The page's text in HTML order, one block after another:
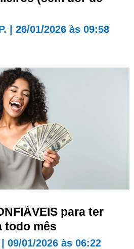
26/01/2026 às 09:58
para ter
todo mês
09/01/2026 às 06:22